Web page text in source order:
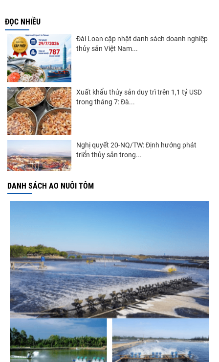
ĐỌC NHIỀU
Đài Loan cập nhật danh sách doanh nghiệp
thủy sản Việt Nam...
Xuất khẩu thủy sản duy trì trên 1,1 tỷ USD
trong tháng 7: Đà...
Nghị quyết 20-NQ/TW: Định hướng phát
triển thủy sản trong...
Thuế Mục 301 và bài toán thích ứng của
tôm Việt tại thị...
Xuất khẩu cá tra sang CPTPP: Mở rộng cơ
hội cho hàng giá trị...
Xuất khẩu cá ngừ Việt Nam sang Canada
DANH SÁCH AO NUÔI TÔM